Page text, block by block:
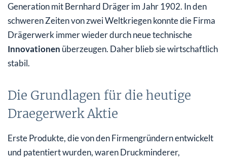
Generation mit Bernhard Dräger im Jahr 1902. In den
schweren Zeiten von zwei Weltkriegen konnte die Firma
Drägerwerk immer wieder durch neue technische
Innovationen überzeugen. Daher blieb sie wirtschaftlich
stabil.
Die Grundlagen für die heutige
Draegerwerk Aktie
Erste Produkte, die von den Firmengründern entwickelt
und patentiert wurden, waren Druckminderer,